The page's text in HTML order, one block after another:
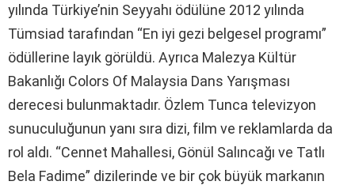
yılında Türkiye’nin Seyyahı ödülüne 2012 yılında
Tümsiad tarafından “En iyi gezi belgesel programı”
ödüllerine layık görüldü. Ayrıca Malezya Kültür
Bakanlığı Colors Of Malaysia Dans Yarışması
derecesi bulunmaktadır. Özlem Tunca televizyon
sunuculuğunun yanı sıra dizi, film ve reklamlarda da
rol aldı. “Cennet Mahallesi, Gönül Salıncağı ve Tatlı
Bela Fadime” dizilerinde ve bir çok büyük markanın